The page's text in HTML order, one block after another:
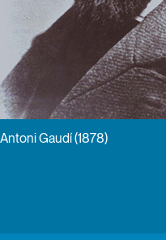
Antoni Gaudí (1878)